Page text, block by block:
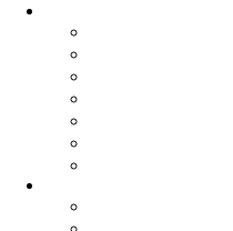
정보공시